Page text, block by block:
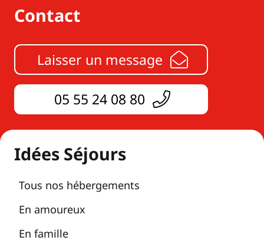
Contact
Laisser un message
05 55 24 08 80
Idées Séjours
Tous nos hébergements
En amoureux
En famille